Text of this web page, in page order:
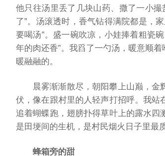
他只往汤里丢了几块山药、撒了一小
了”。汤滚透时，香气钻得满院都是，
要喝汤”。盛一碗吹凉，小娃捧着粗瓷
年的肉还香”。我舀了一勺汤，暖意顺
暖融融的。
晨雾渐渐散尽，朝阳攀上山巅，
伏，像在跟村里的人轻声打招呼。我
追着蝴蝶跑，翅膀扑得草叶上的露水四
是田埂间的生机，是村民烟火日子里最
蜂箱旁的甜